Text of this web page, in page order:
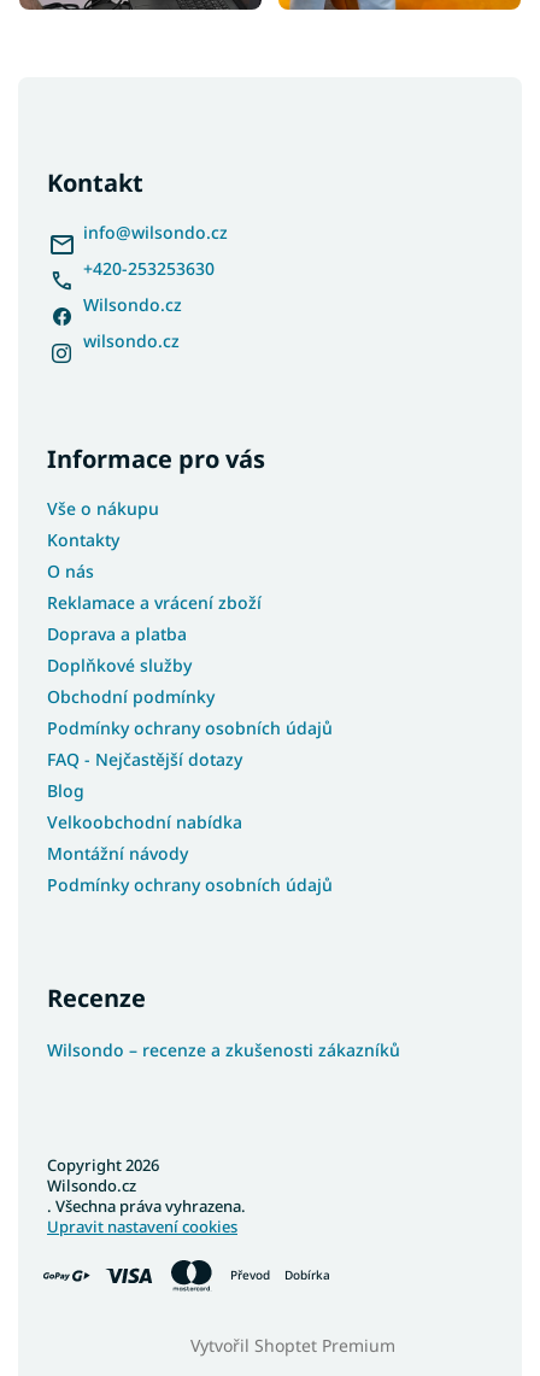
Kontakt
info@wilsondo.cz
+420-253253630
Wilsondo.cz
wilsondo.cz
Informace pro vás
Vše o nákupu
Kontakty
O nás
Reklamace a vrácení zboží
Doprava a platba
Doplňkové služby
Obchodní podmínky
Podmínky ochrany osobních údajů
FAQ - Nejčastější dotazy
Blog
Velkoobchodní nabídka
Montážní návody
Podmínky ochrany osobních údajů
Recenze
Wilsondo – recenze a zkušenosti zákazníků
Převod Dobírka
Vytvořil Shoptet Premium
Copyright 2026
Wilsondo.cz
. Všechna práva vyhrazena.
Upravit nastavení cookies